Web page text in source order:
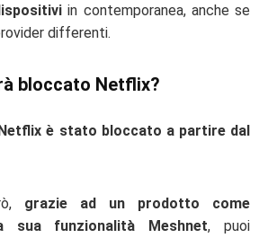
in contemporanea, anche se
differenti.
bloccato Netflix?
è stato bloccato a partire dal
grazie ad un prodotto come
sua funzionalità Meshnet, puoi